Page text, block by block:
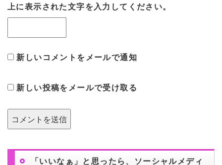
上に表示された文字を入力してください。
新しいコメントをメールで通知
新しい投稿をメールで受け取る
「いいなぁ」と思ったら、ソーシャルメディ